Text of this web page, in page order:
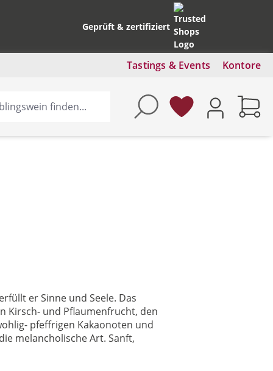
Geprüft & zertifiziert
Tastings & Events Kontore
er Sinne und Seele. Das
Kirsch- und Pflaumenfrucht, den
pfeffrigen Kakaonoten und
melancholische Art. Sanft,